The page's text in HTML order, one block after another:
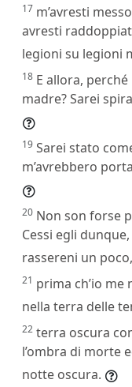
17 m’avresti
avresti
legioni su legioni
18 E allora,
madre? Sarei
19 Sarei stato
m’avrebbero
20 Non son forse
Cessi egli
rassereni un poco,
21 prima ch’io
nella terra delle
22 terra oscura
l’ombra di morte
notte oscura.